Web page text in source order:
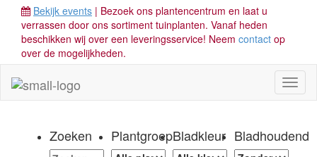
Bekijk events | Bezoek ons plantencentrum en laat u
verrassen door ons sortiment tuinplanten. Vanaf heden
beschikken wij over een leveringsservice! Neem contact op
over de mogelijkheden.
Zoeken PlantgroepBladkleur Bladhoudend